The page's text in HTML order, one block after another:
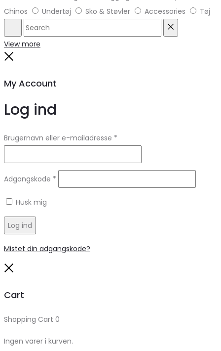
Chinos
Undertøj Sko & Støvler Accessories Tøj
Search
View more
My Account
Log ind
Brugernavn eller e-mailadresse *
Adgangskode *
Husk mig
Log ind
Mistet din adgangskode?
Cart
Shopping Cart 0
Ingen varer i kurven.